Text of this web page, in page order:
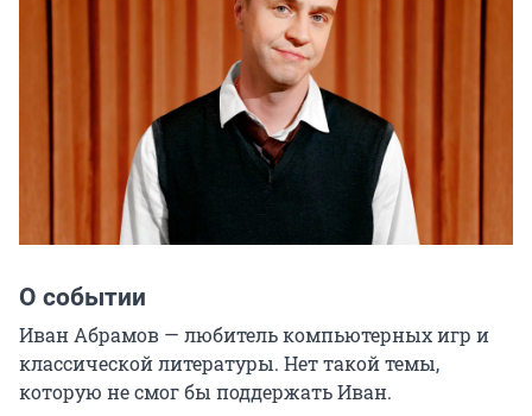
О событии
Иван Абрамов — любитель компьютерных игр и
классической литературы. Нет такой темы,
которую не смог бы поддержать Иван.